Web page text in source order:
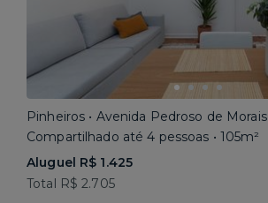
Pinheiros • Avenida Pedroso de Morais
Compartilhado até 4 pessoas • 105m²
Aluguel R$ 1.425
Total R$ 2.705